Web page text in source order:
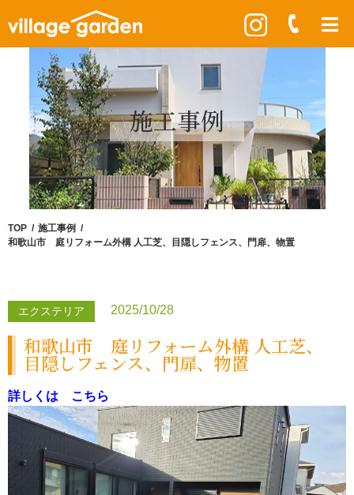
施工事例
TOP
施工事例
和歌山市 庭リフォーム外構 人工芝、目隠しフェンス、門扉、物置
エクステリア 2025/10/28
和歌山市 庭リフォーム外構 人工芝、
目隠しフェンス、門扉、物置
詳しくは こちら